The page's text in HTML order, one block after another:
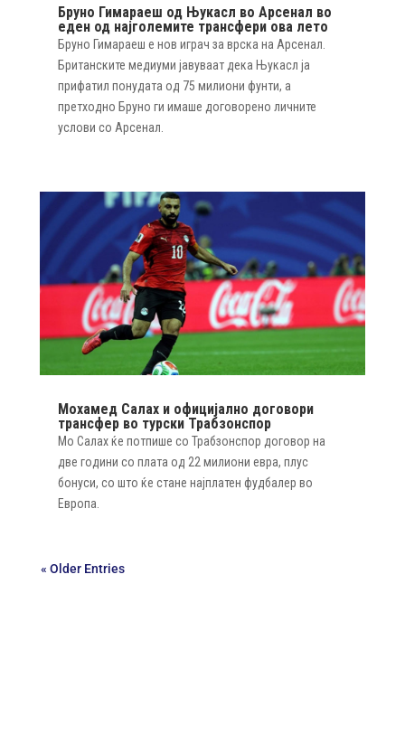
Бруно Гимараеш од Њукасл во Арсенал во
еден од најголемите трансфери ова лето
Бруно Гимараеш е нов играч за врска на Арсенал.
Британските медиуми јавуваат дека Њукасл ја
прифатил понудата од 75 милиони фунти, а
претходно Бруно ги имаше договорено личните
услови со Арсенал.
Мохамед Салах и официјално договори
трансфер во турски Трабзонспор
Мо Салах ќе потпише со Трабзонспор договор на
две години со плата од 22 милиони евра, плус
бонуси, со што ќе стане најплатен фудбалер во
Европа.
« Older Entries